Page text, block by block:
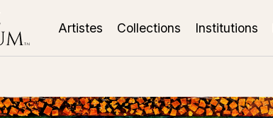
Artistes Collections Institutions